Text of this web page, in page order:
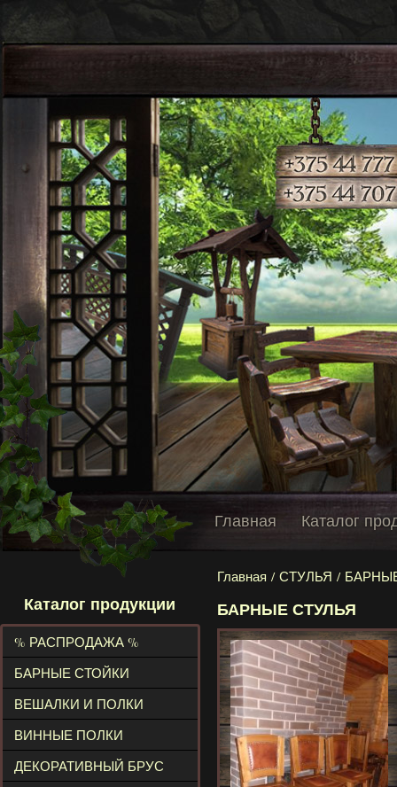
Главная Каталог
Главная / СТУЛЬЯ /
БАРНЫЕ СТУЛЬЯ
Каталог продукции
% РАСПРОДАЖА %
БАРНЫЕ СТОЙКИ
ВЕШАЛКИ И ПОЛКИ
ВИННЫЕ ПОЛКИ
ДЕКОРАТИВНЫЙ БРУС